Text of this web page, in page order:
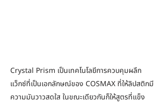
Crystal Prism เป็นเทคโนโลยีการควบคุมผลึก
แว็กซ์ที่เป็นเอกลักษณ์ของ COSMAX ที่ให้ลิปสติกมี
ความมันวาวสดใส ในขณะเดียวกันก็ให้สูตรที่แข็ง